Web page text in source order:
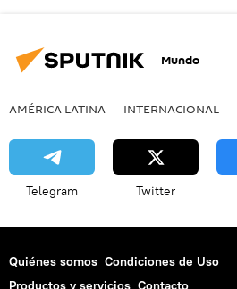
Mundo
AMÉRICA LATINA INTERNACIONAL
Telegram Twitter
Quiénes somos Condiciones de Uso
Productos y servicios Contacto